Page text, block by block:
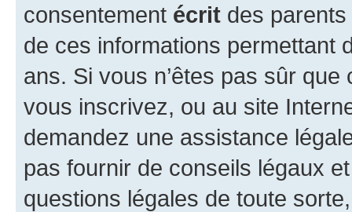
consentement écrit des parents
de ces informations permettant
ans. Si vous n’êtes pas sûr
vous inscrivez, ou au site
demandez une assistance
pas fournir de conseils légaux
questions légales de toute